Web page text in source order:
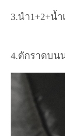
3.นำ1+2+น้
4.ตักราดบน